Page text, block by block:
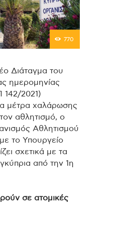
770
Διάταγμα του
ημερομηνίας
142/2021)
μέτρα χαλάρωσης
αθλητισμό, ο
Αθλητισμού
το Υπουργείο
σχετικά με τα
από την 1η
σε ατομικές